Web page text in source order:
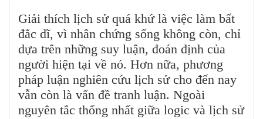
Giải thích lịch sử quá khứ là việc làm bất
đắc dĩ, vì nhân chứng sống không còn, chỉ
dựa trên những suy luận, đoán định của
người hiện tại về nó. Hơn nữa, phương
pháp luận nghiên cứu lịch sử cho đến nay
vẫn còn là vấn đề tranh luận. Ngoài
nguyên tắc thống nhất giữa logic và lịch sử